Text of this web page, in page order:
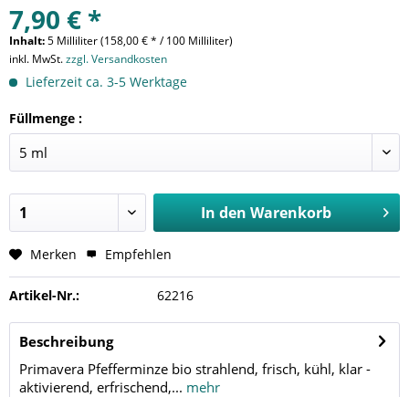
7,90 € *
Inhalt:5 Milliliter (158,00 € * / 100 Milliliter)
inkl. MwSt.zzgl. Versandkosten
Lieferzeit ca. 3-5 Werktage
Füllmenge :
In den Warenkorb
Merken Empfehlen
Artikel-Nr.: 62216
Beschreibung
Primavera Pfefferminze bio strahlend, frisch, kühl, klar -
aktivierend, erfrischend,... mehr